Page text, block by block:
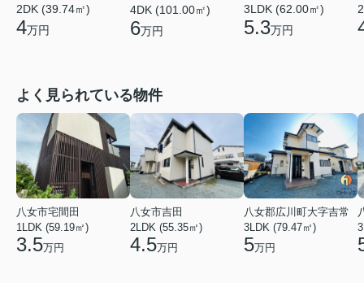
2DK (39.74㎡)
4万円
4DK (101.00㎡)
6万円
3LDK (62.00㎡)
5.3万円
よく見られている物件
八女市宅間田
1LDK (59.19㎡)
3.5万円
八女市吉田
2LDK (55.35㎡)
4.5万円
八女郡広川町大字吉常
3LDK (79.47㎡)
5万円